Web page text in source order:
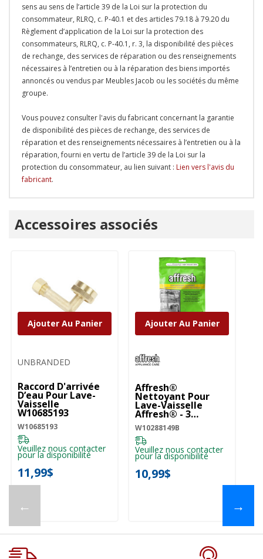
sens au sens de l’article 39 de la Loi sur la protection du
consommateur, RLRQ, c. P-40.1 et des articles 79.18 à 79.20 du
Règlement d’application de la Loi sur la protection des
consommateurs, RLRQ, c. P-40.1, r. 3, la disponibilité des pièces
de rechange, des services de réparation ou des renseignements
nécessaires à l’entretien ou à la réparation des biens importés
annoncés ou vendus par Meubles Jacob ou les sociétés du même
groupe.
Vous pouvez consulter l'avis du fabricant concernant la garantie
de disponibilité des pièces de rechange, des services de
réparation et des renseignements nécessaires à l’entretien ou à la
réparation, fourni en vertu de l’article 39 de la Loi sur la
protection du consommateur, au lien suivant : Lien vers l'avis du
fabricant.
personnalisé
Accessoires associés
←
UNBRANDED
Raccord D'arrivée
D’eau Pour Lave-
Vaisselle
W10685193
W10685193
Veuillez nous contacter
pour la disponibilité
11,99$
Ajouter Au Panier
Affresh®
Nettoyant Pour
Lave-Vaisselle
Affresh® - 3
Pastilles
W10288149B
W10288149B
Veuillez nous contacter
pour la disponibilité
10,99$
Ajouter Au Panier
→